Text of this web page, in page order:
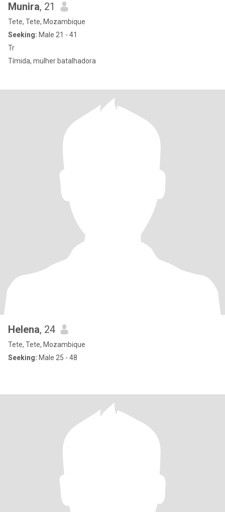
Munira, 21
Tete, Tete, Mozambique
Seeking: Male 21 - 41
Tr
Tímida, mulher batalhadora
Helena, 24
Tete, Tete, Mozambique
Seeking: Male 25 - 48